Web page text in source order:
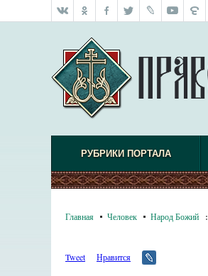
РУБРИКИ ПОРТАЛА
Главная Человек Народ Божий :
Tweet Нравится